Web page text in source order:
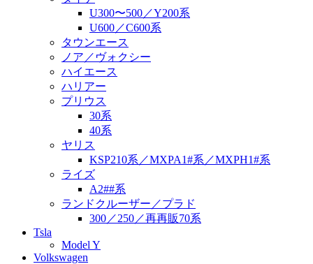
U300〜500／Y200系
U600／C600系
タウンエース
ノア／ヴォクシー
ハイエース
ハリアー
プリウス
30系
40系
ヤリス
KSP210系／MXPA1#系／MXPH1#系
ライズ
A2##系
ランドクルーザー／プラド
300／250／再再販70系
Tsla
Model Y
Volkswagen